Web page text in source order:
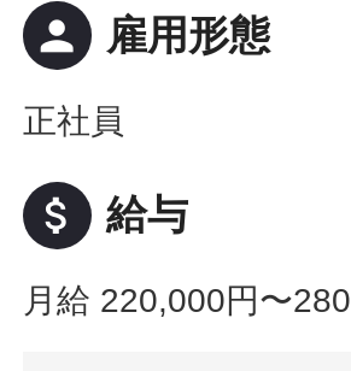
person 雇用形態
正社員
attach_money 給与
月給 220,000円〜